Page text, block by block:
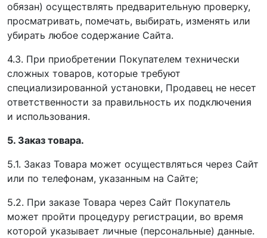
обязан) осуществлять предварительную проверку,
просматривать, помечать, выбирать, изменять или
убирать любое содержание Сайта.
4.3. При приобретении Покупателем технически
сложных товаров, которые требуют
специализированной установки, Продавец не несет
ответственности за правильность их подключения
и использования.
5. Заказ товара.
5.1. Заказ Товара может осуществляться через Сайт
или по телефонам, указанным на Сайте;
5.2. При заказе Товара через Сайт Покупатель
может пройти процедуру регистрации, во время
которой указывает личные (персональные) данные.